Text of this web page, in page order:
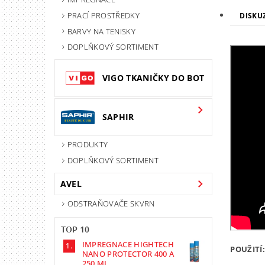
PRACÍ PROSTŘEDKY
BARVY NA TENISKY
DOPLŇKOVÝ SORTIMENT
VIGO TKANIČKY DO BOT
SAPHIR
PRODUKTY
DOPLŇKOVÝ SORTIMENT
AVEL
ODSTRAŇOVAČE SKVRN
TOP 10
IMPREGNACE HIGHTECH
NANO PROTECTOR 400 A
POUŽITÍ: